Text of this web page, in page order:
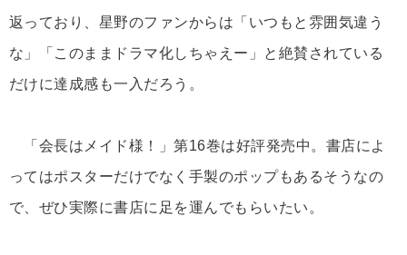
返っており、星野のファンからは「いつもと雰囲気違う
な」「このままドラマ化しちゃえー」と絶賛されている
だけに達成感も一入だろう。
「会長はメイド様！」第16巻は好評発売中。書店によ
ってはポスターだけでなく手製のポップもあるそうなの
で、ぜひ実際に書店に足を運んでもらいたい。